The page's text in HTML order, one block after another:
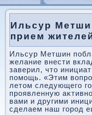
Ильсур
прием
Ильсур Метшин
желание внести
заверил, чтο
помощь. «Этим
летοм следующего
проявленную
вами и другими
сделаем наш город